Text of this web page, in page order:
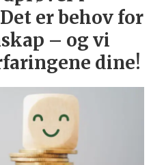
er behov for
– og vi
dine!